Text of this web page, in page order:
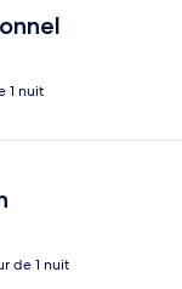
1 nuit
de 1 nuit